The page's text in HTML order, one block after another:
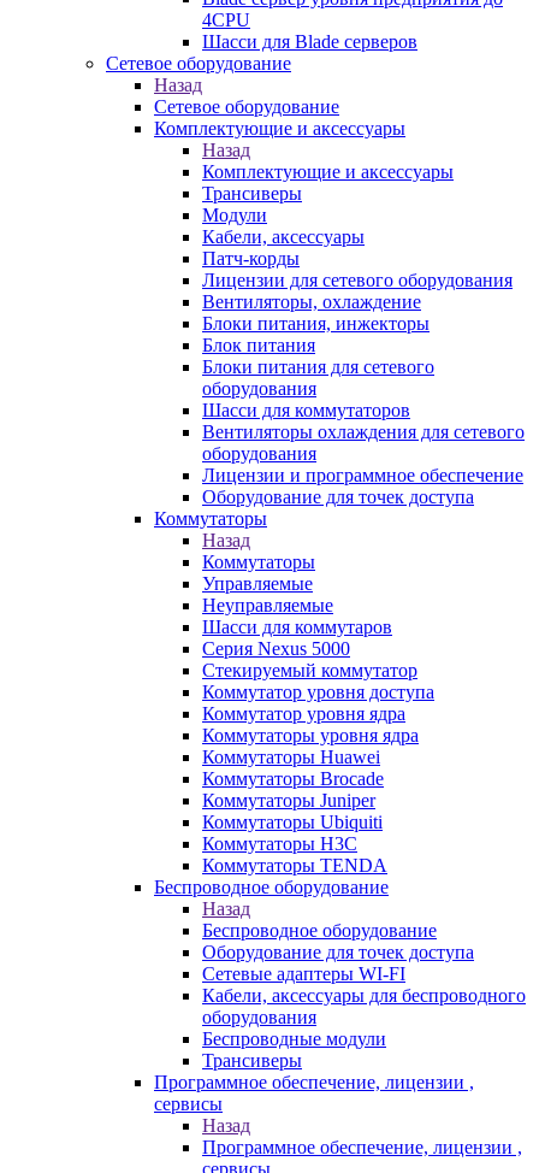
4CPU
Шасси для Blade серверов
Сетевое оборудование
Назад
Сетевое оборудование
Комплектующие и аксессуары
Назад
Комплектующие и аксессуары
Трансиверы
Модули
Кабели, аксессуары
Патч-корды
Лицензии для сетевого оборудования
Вентиляторы, охлаждение
Блоки питания, инжекторы
Блок питания
Блоки питания для сетевого
оборудования
Шасси для коммутаторов
Вентиляторы охлаждения для сетевого
оборудования
Лицензии и программное обеспечение
Оборудование для точек доступа
Коммутаторы
Назад
Коммутаторы
Управляемые
Неуправляемые
Шасси для коммутаров
Серия Nexus 5000
Стекируемый коммутатор
Коммутатор уровня доступа
Коммутатор уровня ядра
Коммутаторы уровня ядра
Коммутаторы Huawei
Коммутаторы Brocade
Коммутаторы Juniper
Коммутаторы Ubiquiti
Коммутаторы H3C
Коммутаторы TENDA
Беспроводное оборудование
Назад
Беспроводное оборудование
Оборудование для точек доступа
Сетевые адаптеры WI-FI
Кабели, аксессуары для беспроводного
оборудования
Беспроводные модули
Трансиверы
Программное обеспечение, лицензии ,
сервисы
Назад
Программное обеспечение, лицензии ,
сервисы